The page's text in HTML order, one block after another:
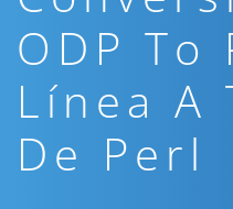
ODP To
Línea A
De Perl